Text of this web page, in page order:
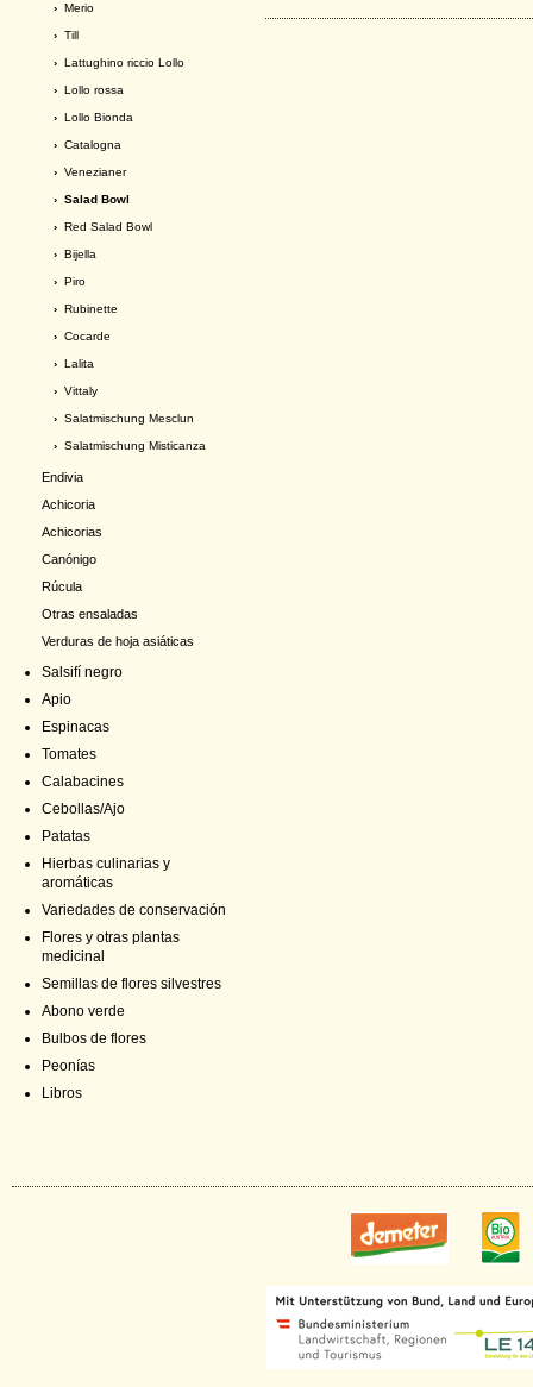
› Merio
› Till
› Lattughino riccio Lollo
› Lollo rossa
› Lollo Bionda
› Catalogna
› Venezianer
› Salad Bowl
› Red Salad Bowl
› Bijella
› Piro
› Rubinette
› Cocarde
› Lalita
› Vittaly
› Salatmischung Mesclun
› Salatmischung Misticanza
Endivia
Achicoria
Achicorias
Canónigo
Rúcula
Otras ensaladas
Verduras de hoja asiáticas
Salsifí negro
Apio
Espinacas
Tomates
Calabacines
Cebollas/Ajo
Patatas
Hierbas culinarias y
aromáticas
Variedades de conservación
Flores y otras plantas
medicinal
Semillas de flores silvestres
Abono verde
Bulbos de flores
Peonías
Libros